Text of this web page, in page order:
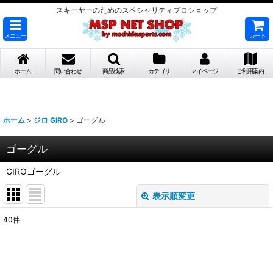
スキーヤーのためのスペシャリティプロショップ
メニュー カート
ホーム 問い合わせ 商品検索 カテゴリ マイページ ご利用案内
ホーム > ジロ GIRO > ゴーグル
ゴーグル
GIROゴーグル
表示順変更
40件